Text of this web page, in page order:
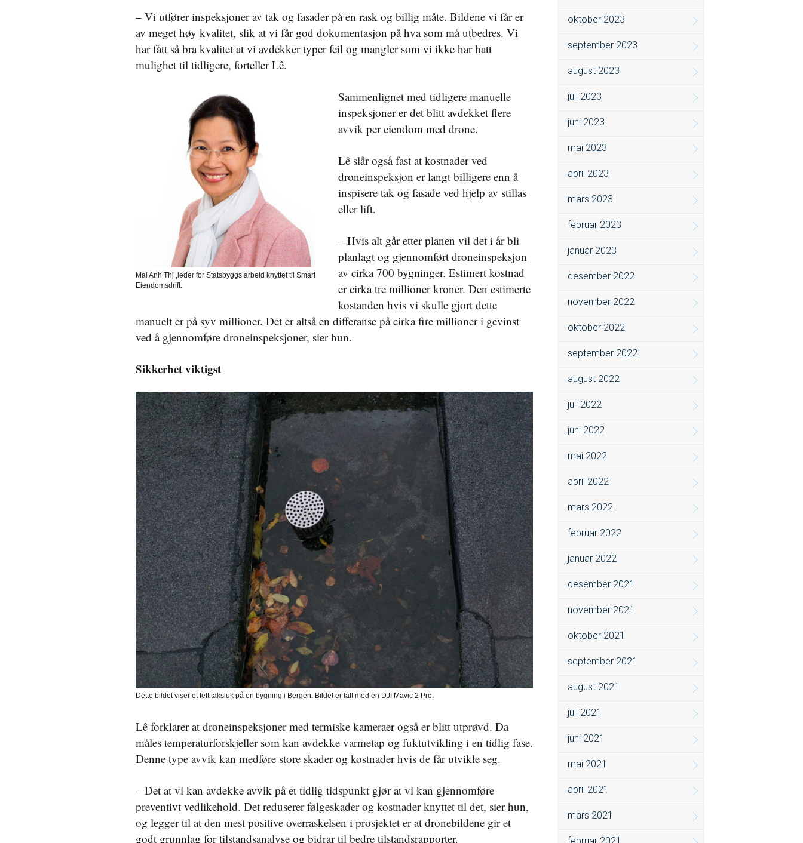
– Vi utfører inspeksjoner av tak og fasader på en rask og billig måte. Bildene vi får er
av meget høy kvalitet, slik at vi får god dokumentasjon på hva som må utbedres. Vi
har fått så bra kvalitet at vi avdekker typer feil og mangler som vi ikke har hatt
mulighet til tidligere, forteller Lê.
Mai Anh Thị ,leder for Statsbyggs arbeid knyttet til Smart
Eiendomsdrift.
Sammenlignet med tidligere manuelle
inspeksjoner er det blitt avdekket flere
avvik per eiendom med drone.
Lê slår også fast at kostnader ved
droneinspeksjon er langt billigere enn å
inspisere tak og fasade ved hjelp av stillas
eller lift.
– Hvis alt går etter planen vil det i år bli
planlagt og gjennomført droneinspeksjon
av cirka 700 bygninger. Estimert kostnad
er cirka tre millioner kroner. Den estimerte
kostanden hvis vi skulle gjort dette
manuelt er på syv millioner. Det er altså en differanse på cirka fire millioner i gevinst
ved å gjennomføre droneinspeksjoner, sier hun.
Sikkerhet viktigst
Dette bildet viser et tett taksluk på en bygning i Bergen. Bildet er tatt med en DJI Mavic 2 Pro.
Lê forklarer at droneinspeksjoner med termiske kameraer også er blitt utprøvd. Da
måles temperaturforskjeller som kan avdekke varmetap og fuktutvikling i en tidlig fase.
Denne type avvik kan medføre store skader og kostnader hvis de får utvikle seg.
– Det at vi kan avdekke avvik på et tidlig tidspunkt gjør at vi kan gjennomføre
preventivt vedlikehold. Det reduserer følgeskader og kostnader knyttet til det, sier hun,
og legger til at den mest positive overraskelsen i prosjektet er at dronebildene gir et
godt grunnlag for tilstandsanalyse og bidrar til bedre tilstandsrapporter.
oktober 2023
september 2023
august 2023
juli 2023
juni 2023
mai 2023
april 2023
mars 2023
februar 2023
januar 2023
desember 2022
november 2022
oktober 2022
september 2022
august 2022
juli 2022
juni 2022
mai 2022
april 2022
mars 2022
februar 2022
januar 2022
desember 2021
november 2021
oktober 2021
september 2021
august 2021
juli 2021
juni 2021
mai 2021
april 2021
mars 2021